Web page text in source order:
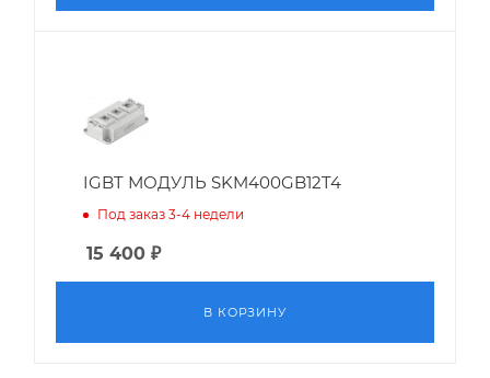
IGBT МОДУЛЬ SKM400GB12T4
Под заказ 3-4 недели
15 400 ₽
В КОРЗИНУ